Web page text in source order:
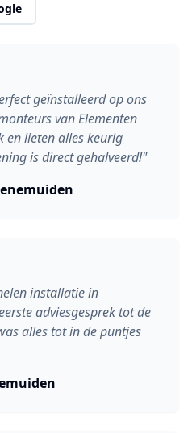
geïnstalleerd op ons
van Elementen
en lieten alles keurig
is direct gehalveerd!"
installatie in
adviesgesprek tot de
alles tot in de puntjes